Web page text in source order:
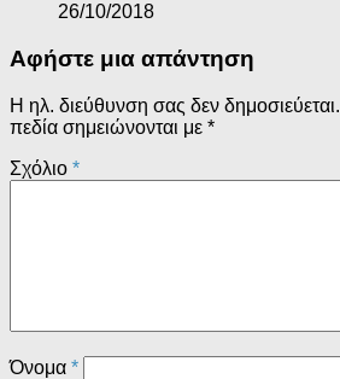
26/10/2018
Αφήστε μια απάντηση
Η ηλ. διεύθυνση σας δεν δημοσιεύεται.
πεδία σημειώνονται με *
Σχόλιο *
Όνομα *